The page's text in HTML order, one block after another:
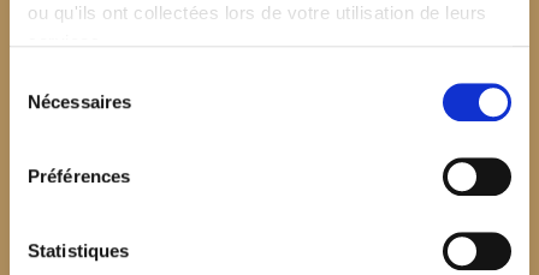
ou qu'ils ont collectées lors de votre utilisation de leurs
Nécessaires
Préférences
Statistiques